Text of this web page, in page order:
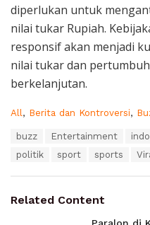
diperlukan untuk
nilai tukar Rupiah.
responsif akan menjadi
nilai tukar dan
berkelanjutan.
C
All , Berita dan Kontroversi,
buzz Entertainment
politik
sport sports
Related Content
Paralon di